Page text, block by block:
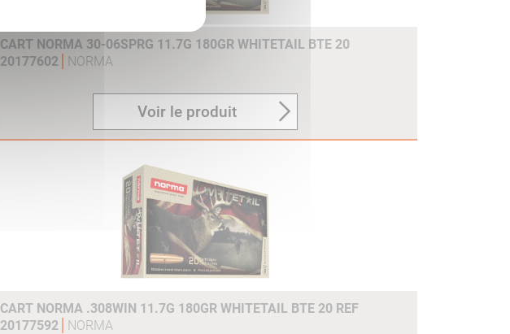
CART NORMA 30-06SPRG 11.7G 180GR WHITETAIL BTE 20
20177602
NORMA
Voir le produit
CART NORMA .308WIN 11.7G 180GR WHITETAIL BTE 20 REF
20177592
NORMA